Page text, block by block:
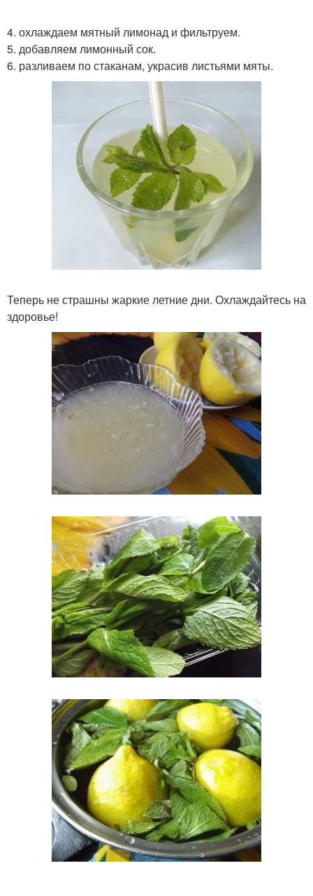
4. охлаждаем мятный лимонад и фильтруем.
5. добавляем лимонный сок.
6. разливаем по стаканам, украсив листьями мяты.
Теперь не страшны жаркие летние дни. Охлаждайтесь на
здоровье!